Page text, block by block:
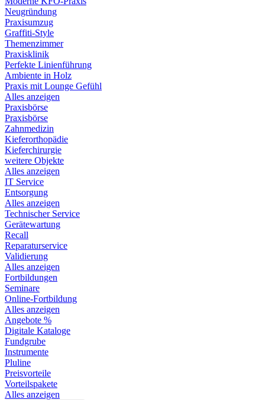
Neugründung
Praxisumzug
Graffiti-Style
Themenzimmer
Praxisklinik
Perfekte Linienführung
Ambiente in Holz
Praxis mit Lounge Gefühl
Alles anzeigen
Praxisbörse
Praxisbörse
Zahnmedizin
Kieferorthopädie
Kieferchirurgie
weitere Objekte
Alles anzeigen
IT Service
Entsorgung
Alles anzeigen
Technischer Service
Gerätewartung
Recall
Reparaturservice
Validierung
Alles anzeigen
Fortbildungen
Seminare
Online-Fortbildung
Alles anzeigen
Angebote %
Digitale Kataloge
Fundgrube
Instrumente
Pluline
Preisvorteile
Vorteilspakete
Alles anzeigen